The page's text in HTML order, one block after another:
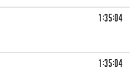
1:35:04
1:35:04